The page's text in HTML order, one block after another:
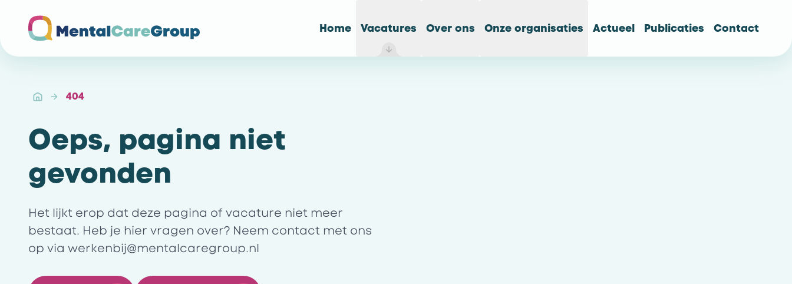
Home Vacatures Over ons Onze organisaties Actueel Publicaties Contact
404
Oeps, pagina niet
gevonden
Het lijkt erop dat deze pagina of vacature niet meer
bestaat. Heb je hier vragen over? Neem contact met ons
op via werkenbij@mentalcaregroup.nl